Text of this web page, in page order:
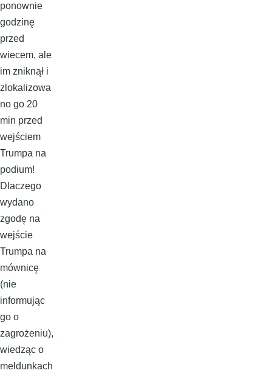
ponownie
godzinę
przed
wiecem, ale
im zniknął i
zlokalizowa
no go 20
min przed
wejściem
Trumpa na
podium!
Dlaczego
wydano
zgodę na
wejście
Trumpa na
mównicę
(nie
informując
go o
zagrożeniu),
wiedząc o
meldunkach